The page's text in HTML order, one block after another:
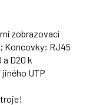
zobrazovací
Koncovky: RJ45
D20 k
UTP